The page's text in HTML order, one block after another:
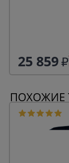
25 859
ПОХОЖИЕ